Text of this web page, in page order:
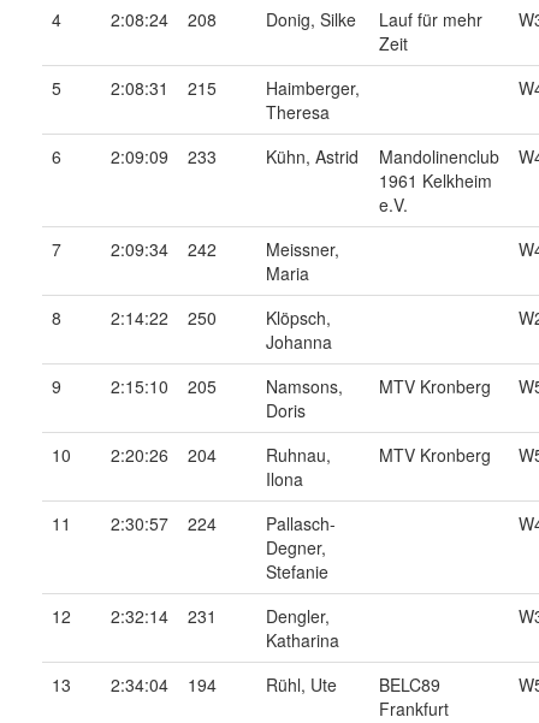
4 2:08:24 208 Donig, Silke
Lauf für mehr
Zeit
5 2:08:31 215
Haimberger,
Theresa
6 2:09:09 233 Kühn, Astrid
Mandolinenclub
1961 Kelkheim
e.V.
7 2:09:34 242
Meissner,
Maria
8 2:14:22 250
Klöpsch,
Johanna
9 2:15:10 205
Namsons,
Doris
MTV Kronberg
10 2:20:26 204
Ruhnau,
Ilona
MTV Kronberg
11 2:30:57 224
Pallasch-
Degner,
Stefanie
12 2:32:14 231
Dengler,
Katharina
13 2:34:04 194 Rühl, Ute
BELC89
Frankfurt